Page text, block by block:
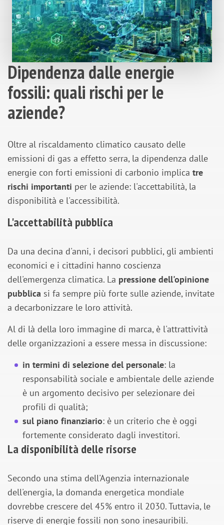
Dipendenza dalle energie
fossili: quali rischi per le
aziende?
Oltre al riscaldamento climatico causato delle
emissioni di gas a effetto serra, la dipendenza dalle
energie con forti emissioni di carbonio implica tre
rischi importanti per le aziende: l'accettabilità, la
disponibilità e l'accessibilità.
L'accettabilità pubblica
Da una decina d'anni, i decisori pubblici, gli ambienti
economici e i cittadini hanno coscienza
dell'emergenza climatica. La pressione dell'opinione
pubblica si fa sempre più forte sulle aziende, invitate
a decarbonizzare le loro attività.
Al di là della loro immagine di marca, è l'attrattività
delle organizzazioni a essere messa in discussione:
in termini di selezione del personale: la
responsabilità sociale e ambientale delle aziende
è un argomento decisivo per selezionare dei
profili di qualità;
sul piano finanziario: è un criterio che è oggi
fortemente considerato dagli investitori.
La disponibilità delle risorse
Secondo una stima dell'Agenzia internazionale
dell'energia, la domanda energetica mondiale
dovrebbe crescere del 45% entro il 2030. Tuttavia, le
riserve di energie fossili non sono inesauribili.